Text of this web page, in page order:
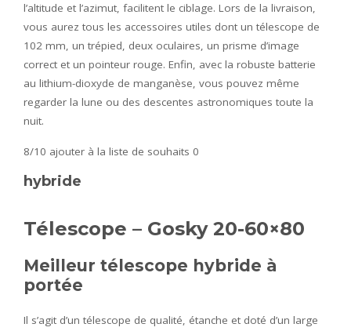
l’altitude et l’azimut, facilitent le ciblage. Lors de la livraison,
vous aurez tous les accessoires utiles dont un télescope de
102 mm, un trépied, deux oculaires, un prisme d’image
correct et un pointeur rouge. Enfin, avec la robuste batterie
au lithium-dioxyde de manganèse, vous pouvez même
regarder la lune ou des descentes astronomiques toute la
nuit.
8/10 ajouter à la liste de souhaits 0
hybride
Télescope – Gosky 20-60×80
Meilleur télescope hybride à
portée
Il s’agit d’un télescope de qualité, étanche et doté d’un large